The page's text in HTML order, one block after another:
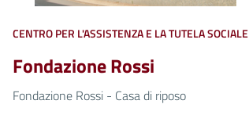
CENTRO PER L'ASSISTENZA E LA TUTELA SOCIALE
Fondazione Rossi
Fondazione Rossi - Casa di riposo